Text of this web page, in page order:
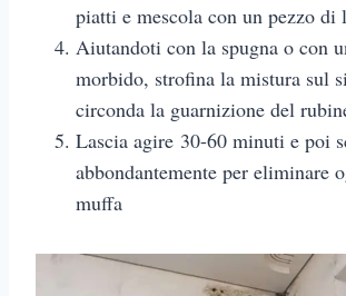
piatti e mescola con un pezzo di
Aiutandoti con la spugna o con
morbido, strofina la mistura sul
circonda la guarnizione del
Lascia agire 30-60 minuti e poi
abbondantemente per eliminare
muffa